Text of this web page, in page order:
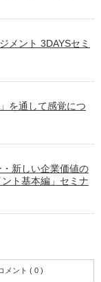
メント 3DAYSセミ
を通して感覚につ
新しい企業価値の
ト基本編」セミナ
メント ( 0 )